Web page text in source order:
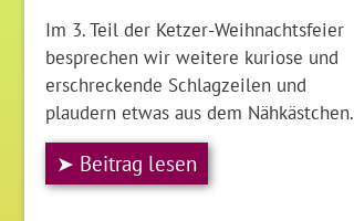
Im 3. Teil der Ketzer-Weihnachtsfeier
besprechen wir weitere kuriose und
erschreckende Schlagzeilen und
plaudern etwas aus dem Nähkästchen.
➤ Beitrag lesen